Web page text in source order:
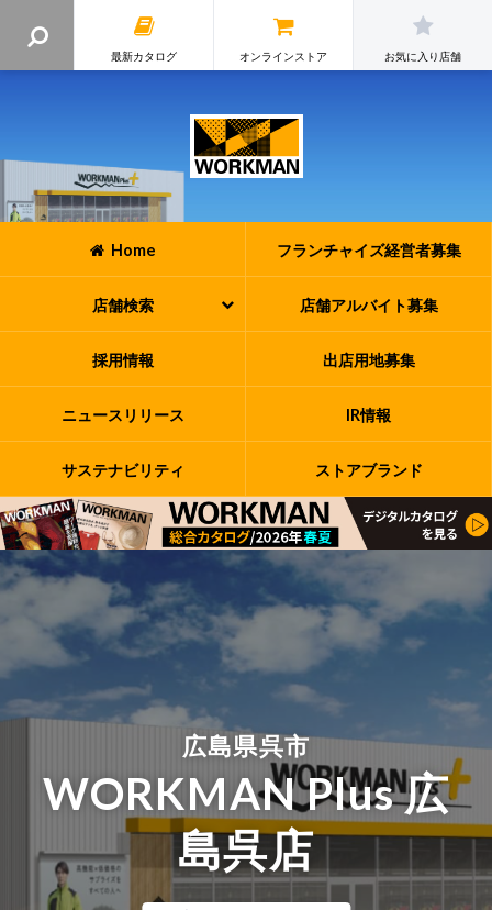
最新カタログ オンラインストア お気に入り店舗
Home フランチャイズ経営者募集
店舗検索 店舗アルバイト募集
採用情報 出店用地募集
ニュースリリース IR情報
サステナビリティ ストアブランド
広島県呉市
WORKMAN Plus 広
島呉店